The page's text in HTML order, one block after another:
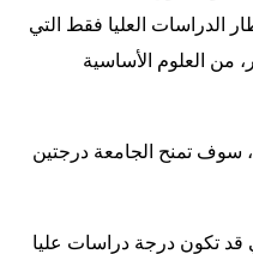
الدراسات العليا فقط التي
من العلوم الأساسية
سوف تمنح الجامعة درجتين
قد تكون درجة دراسات عليا